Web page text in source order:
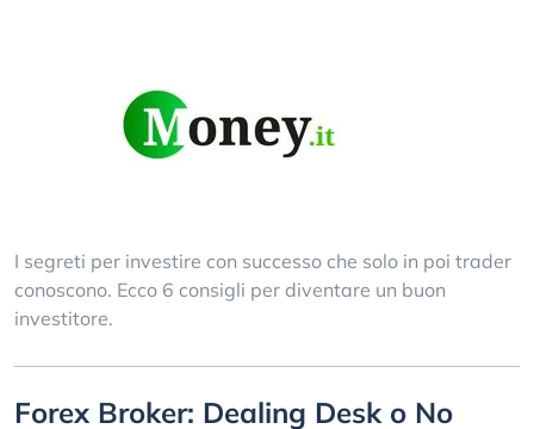
I segreti per investire con successo che solo in poi trader
conoscono. Ecco 6 consigli per diventare un buon
investitore.
Forex Broker: Dealing Desk o No